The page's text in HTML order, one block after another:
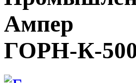
Ампер
ГОРН-К-